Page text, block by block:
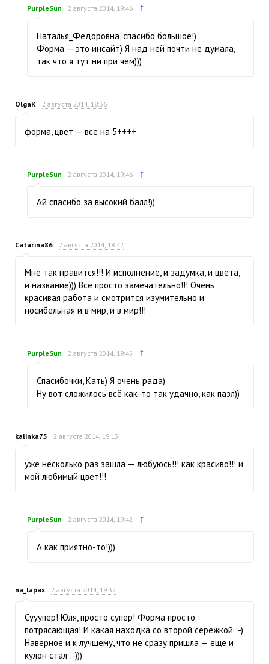
PurpleSun 2 августа 2014, 19:46 ↑
Наталья_Фёдоровна, спасибо большое!)
Форма — это инсайт) Я над ней почти не думала,
так что я тут ни при чём)))
OlgaK 2 августа 2014, 18:36
форма, цвет — все на 5++++
PurpleSun 2 августа 2014, 19:46 ↑
Ай спасибо за высокий балл!))
Catarina86 2 августа 2014, 18:42
Мне так нравится!!! И исполнение, и задумка, и цвета,
и название))) Все просто замечательно!!! Очень
красивая работа и смотрится изумительно и
носибельная и в мир, и в мир!!!
PurpleSun 2 августа 2014, 19:45 ↑
Спасибочки, Кать) Я очень рада)
Ну вот сложилось всё как-то так удачно, как пазл))
kalinka75 2 августа 2014, 19:13
уже несколько раз зашла — любуюсь!!! как красиво!!! и
мой любимый цвет!!!
PurpleSun 2 августа 2014, 19:42 ↑
А как приятно-то!)))
na_lapax 2 августа 2014, 19:32
Сууупер! Юля, просто супер! Форма просто
потрясающая! И какая находка со второй сережкой :-)
Наверное и к лучшему, что не сразу пришла — еще и
кулон стал :-)))